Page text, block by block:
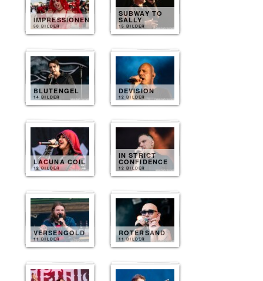
IMPRESSIONEN
50 BILDER
SUBWAY TO
SALLY
15 BILDER
BLUTENGEL
14 BILDER
DEVISION
12 BILDER
LACUNA COIL
12 BILDER
IN STRICT
CONFIDENCE
12 BILDER
VERSENGOLD
11 BILDER
ROTERSAND
11 BILDER